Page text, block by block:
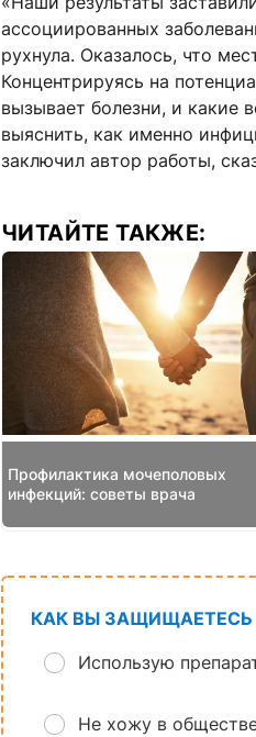
ассоциированных
рухнула. Оказалось, что
Концентрируясь на
вызывает болезни, и
выяснить, как именно
заключил автор работы,
ЧИТАЙТЕ ТАКЖЕ:
Профилактика мочеполовых
инфекций: советы врача
КАК ВЫ ЗАЩИЩАЕТЕСЬ
Использую
Не хожу в